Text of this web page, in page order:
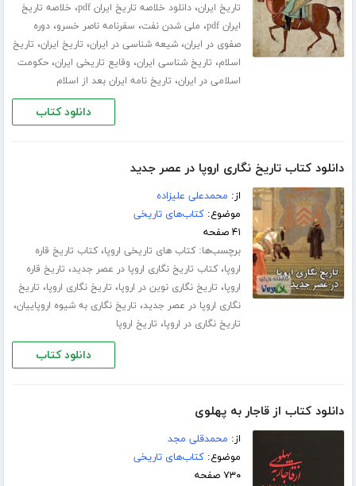
تاریخ ایران،دانلود خلاصه تاریخ ایران pdf ، خلاصه تاریخ
ایران pdf
، ملی شدن نفت، سفرنامه ناصر خسرو،دوره
صفوی در ایران،شیعه شناسی در ایران، تاریخ ایران، تاریخ
اسلام، تاریخ شناسی ایران، وقایع تاریخی ایران،حکومت
اسلامی در ایران، تاریخ نامه ایران بعد از اسلام
دانلود کتاب
دانلود کتاب تاریخ نگاری اروپا در عصر جدید
از: محمدعلی علیزاده
موضوع:کتاب‌های تاریخی
۴۱ صفحه
برچسب‌ها:کتاب های تاریخی اروپا،کتاب تاریخ قاره
اروپا،کتاب تاریخ نگاری اروپا در عصر جدید، تاریخ قاره
اروپا، تاریخ نگاری نوین در اروپا، تاریخ نگاری اروپا، تاریخ
نگاری اروپا در عصر جدید، تاریخ نگاری به شیوه اروپاییان،
تاریخ نگاری در اروپا، تاریخ اروپا
دانلود کتاب
دانلود کتاب از قاجار به پهلوی
از: محمدقلی مجد
موضوع:کتاب‌های تاریخی
۷۳۰ صفحه